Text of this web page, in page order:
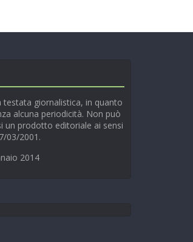
testata giornalistica, in quanto
alcuna periodicità. Non può
un prodotto editoriale ai sensi
03/2001.
2014